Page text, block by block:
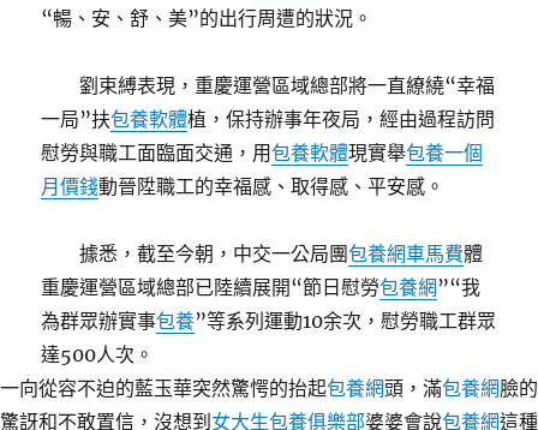
“暢、安、舒、美”的出行周遭的狀況。
劉束縛表現，重慶運營區域總部將一直繚繞“幸福
一局”扶包養軟體植，保持辦事年夜局，經由過程訪問
慰勞與職工面臨面交通，用包養軟體現實舉包養一個
月價錢動晉陞職工的幸福感、取得感、平安感。
據悉，截至今朝，中交一公局團包養網車馬費體
重慶運營區域總部已陸續展開“節日慰勞包養網 ”“我
為群眾辦實事包養”等系列運動10余次，慰勞職工群眾
達500人次。
一向從容不迫的藍玉華突然驚愕的抬起包養網頭，滿包養網臉的
驚訝和不敢置信，沒想到 女大生包養俱樂部婆婆會說包養網這種